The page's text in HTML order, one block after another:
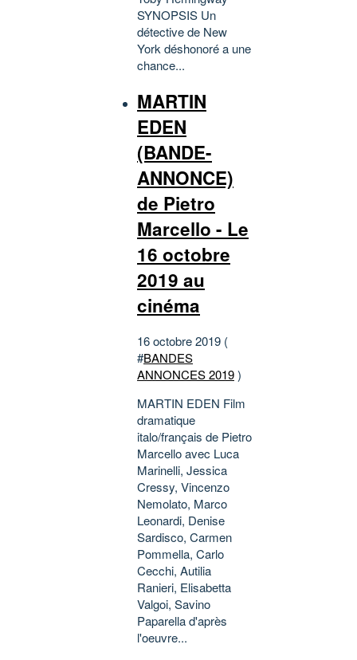
SYNOPSIS Un
détective de New
York déshonoré a une
chance...
MARTIN
EDEN
(BANDE-
ANNONCE)
de Pietro
Marcello - Le
16 octobre
2019 au
cinéma
16 octobre 2019 (
#BANDES
ANNONCES 2019)
MARTIN EDEN Film
dramatique
italo/français de Pietro
Marcello avec Luca
Marinelli, Jessica
Cressy, Vincenzo
Nemolato, Marco
Leonardi, Denise
Sardisco, Carmen
Pommella, Carlo
Cecchi, Autilia
Ranieri, Elisabetta
Valgoi, Savino
Paparella d'après
l'oeuvre...